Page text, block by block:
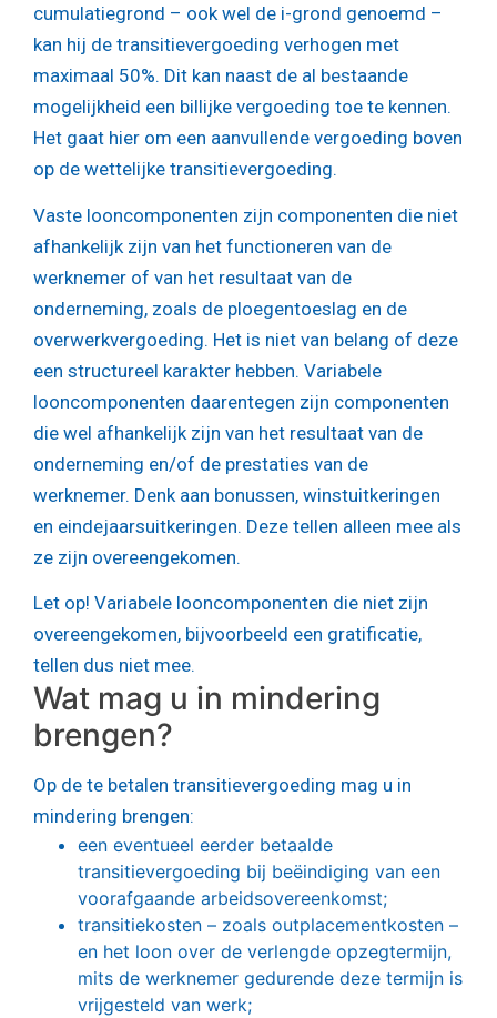
cumulatiegrond – ook wel de i-grond genoemd –
kan hij de transitievergoeding verhogen met
maximaal 50%. Dit kan naast de al bestaande
mogelijkheid een billijke vergoeding toe te kennen.
Het gaat hier om een aanvullende vergoeding boven
op de wettelijke transitievergoeding.
Vaste looncomponenten zijn componenten die niet
afhankelijk zijn van het functioneren van de
werknemer of van het resultaat van de
onderneming, zoals de ploegentoeslag en de
overwerkvergoeding. Het is niet van belang of deze
een structureel karakter hebben. Variabele
looncomponenten daarentegen zijn componenten
die wel afhankelijk zijn van het resultaat van de
onderneming en/of de prestaties van de
werknemer. Denk aan bonussen, winstuitkeringen
en eindejaarsuitkeringen. Deze tellen alleen mee als
ze zijn overeengekomen.
Let op! Variabele looncomponenten die niet zijn
overeengekomen, bijvoorbeeld een gratificatie,
tellen dus niet mee.
Wat mag u in mindering
brengen?
Op de te betalen transitievergoeding mag u in
mindering brengen:
een eventueel eerder betaalde
transitievergoeding bij beëindiging van een
voorafgaande arbeidsovereenkomst;
transitiekosten – zoals outplacementkosten –
en het loon over de verlengde opzegtermijn,
mits de werknemer gedurende deze termijn is
vrijgesteld van werk;